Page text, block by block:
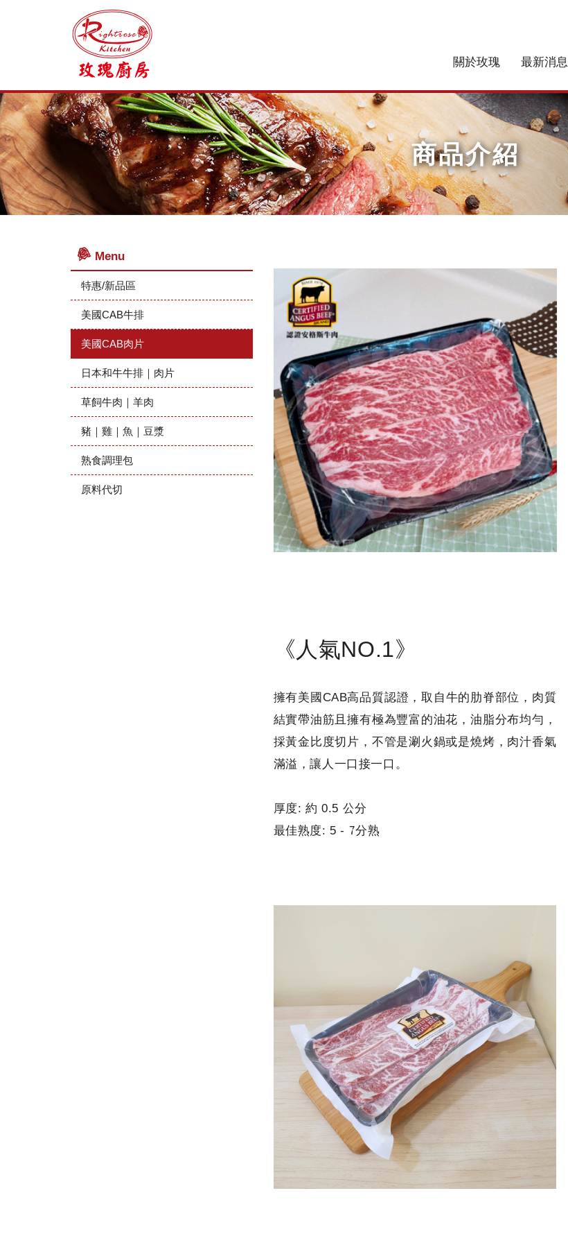
關於玫瑰 最新消息
商品介紹
Menu
特惠/新品區
美國CAB牛排
美國CAB肉片
日本和牛牛排｜肉片
草飼牛肉｜羊肉
豬｜雞｜魚｜豆漿
熟食調理包
原料代切
《人氣NO.1》
擁有美國CAB高品質認證，取自牛的肋脊部位，肉質
結實帶油筋且擁有極為豐富的油花，油脂分布均勻，
採黃金比度切片，不管是涮火鍋或是燒烤，肉汁香氣
滿溢，讓人一口接一口。
厚度: 約 0.5 公分
最佳熟度: 5 - 7分熟